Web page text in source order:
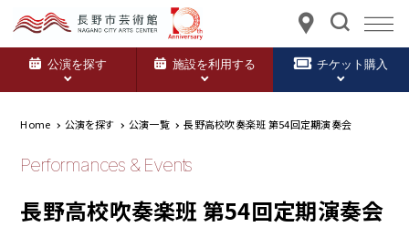
公演を探す 施設を利用する チケット購入
Home 公演を探す 公演一覧 長野高校吹奏楽班 第54回定期演奏会
Performances & Events
長野高校吹奏楽班 第54回定期演奏会